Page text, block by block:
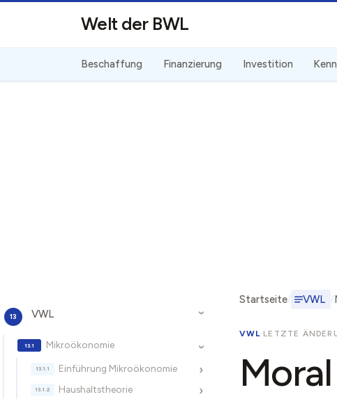
Welt der BWL
Beschaffung Finanzierung Investition
›
VWL
›
Mikroökonomie
›
Einführung Mikroökonomie
›
Haushaltstheorie
Startseite VWL
VWL· LETZTE